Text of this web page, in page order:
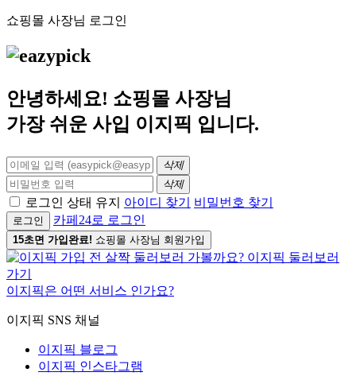
쇼핑몰 사장님 로그인
안녕하세요! 쇼핑몰 사장님
가장 쉬운 사입 이지픽 입니다.
삭제
삭제
로그인 상태 유지 아이디 찾기 비밀번호 찾기
로그인 카페24로 로그인
15초면 가입완료! 쇼핑몰 사장님 회원가입
이지픽은 어떤 서비스 인가요?
이지픽 SNS 채널
이지픽 블로그
이지픽 인스타그램